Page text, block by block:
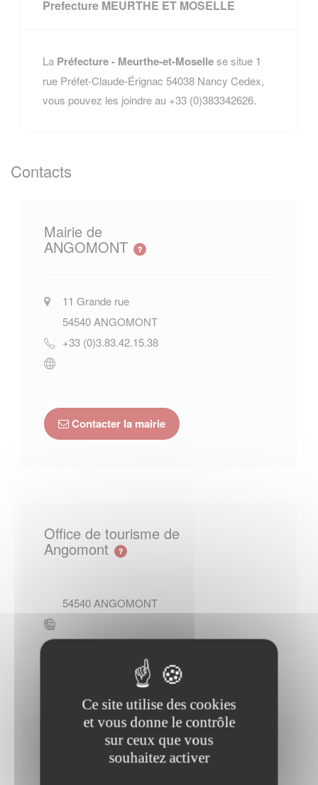
Prefecture MEURTHE ET MOSELLE
La Préfecture - Meurthe-et-Mosellese situe 1
rue Préfet-Claude-Érignac 54038 Nancy Cedex,
vous pouvez les joindre au +33 (0)383342626.
Contacts
Mairie de
ANGOMONT
11 Grande rue
54540 ANGOMONT
+33 (0)3.83.42.15.38
Contacter la mairie
Office de tourisme de
Angomont
54540 ANGOMONT
Horaires Mairie
Ce site utilise des cookies
et vous donne le contrôle
sur ceux que vous
souhaitez activer